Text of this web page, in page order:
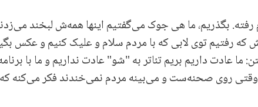
بگذریم، ما هی جوک می‌گفتیم اینها همه‌ش لبخند
رفتیم توی لابی که با مردم سلام و علیک کنیم و عکس
داریم بریم تئاتر به "شو" عادت نداریم و ما با
روی صحنه‌ست و می‌بینه مردم نمی‌خندند فکر می‌کنه که